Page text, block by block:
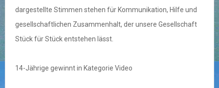
dargestellte Stimmen stehen für Kommunikation, Hilfe und
gesellschaftlichen Zusammenhalt, der unsere Gesellschaft
Stück für Stück entstehen lässt.
14-Jährige gewinnt in Kategorie Video